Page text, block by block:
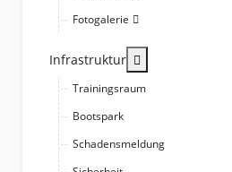
Fotogalerie
Infrastruktur
Trainingsraum
Bootspark
Schadensmeldung